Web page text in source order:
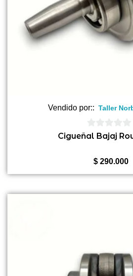
Vendido por:: Taller
0
Cigueñal Bajaj
$290.000